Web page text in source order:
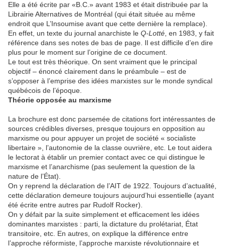
Elle a été écrite par «B.C.» avant 1983 et était distribuée par la
Librairie Alternatives de Montréal (qui était située au même
endroit que L’Insoumise avant que cette dernière la remplace).
En effet, un texte du journal anarchiste le Q-Lotté , en 1983, y fait
référence dans ses notes de bas de page. Il est difficile d’en dire
plus pour le moment sur l’origine de ce document.
Le tout est très théorique. On sent vraiment que le principal
objectif – énoncé clairement dans le préambule – est de
s’opposer à l’emprise des idées marxistes sur le monde syndical
québécois de l’époque.
Théorie opposée au marxisme
La brochure est donc parsemée de citations fort intéressantes de
sources crédibles diverses, presque toujours en opposition au
marxisme ou pour appuyer un projet de société « socialiste
libertaire », l’autonomie de la classe ouvrière, etc. Le tout aidera
le lectorat à établir un premier contact avec ce qui distingue le
marxisme et l’anarchisme (pas seulement la question de la
nature de l’État).
On y reprend la déclaration de l’AIT de 1922. Toujours d’actualité,
cette déclaration demeure toujours aujourd’hui essentielle (ayant
été écrite entre autres par Rudolf Rocker).
On y défait par la suite simplement et efficacement les idées
dominantes marxistes : parti, la dictature du prolétariat, État
transitoire, etc. En autres, on explique la différence entre
l’approche réformiste, l’approche marxiste révolutionnaire et